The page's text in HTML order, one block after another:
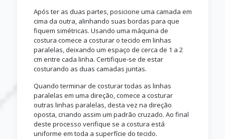
Após ter as duas partes, posicione uma camada em
cima da outra, alinhando suas bordas para que
fiquem simétricas. Usando uma máquina de
costura comece a costurar o tecido em linhas
paralelas, deixando um espaço de cerca de 1 a 2
cm entre cada linha. Certifique-se de estar
costurando as duas camadas juntas.
Quando terminar de costurar todas as linhas
paralelas em uma direção, comece a costurar
outras linhas paralelas, desta vez na direção
oposta, criando assim um padrão cruzado. Ao final
deste processo verifique se a costura está
uniforme em toda a superfície do tecido.